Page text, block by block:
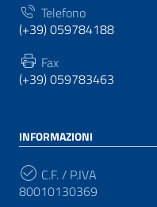
Telefono
(+39) 059784188
Fax
(+39) 059783463
INFORMAZIONI
C.F. / P.IVA
80010130369